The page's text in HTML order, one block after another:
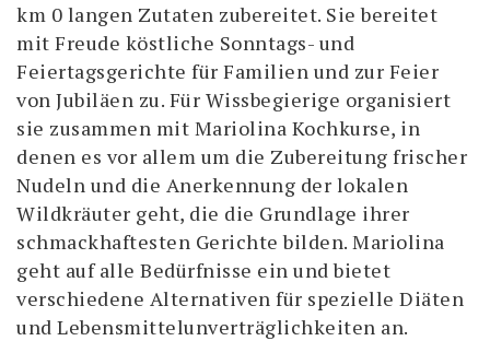
km 0 langen Zutaten zubereitet. Sie bereitet
mit Freude köstliche Sonntags- und
Feiertagsgerichte für Familien und zur Feier
von Jubiläen zu. Für Wissbegierige organisiert
sie zusammen mit Mariolina Kochkurse, in
denen es vor allem um die Zubereitung frischer
Nudeln und die Anerkennung der lokalen
Wildkräuter geht, die die Grundlage ihrer
schmackhaftesten Gerichte bilden. Mariolina
geht auf alle Bedürfnisse ein und bietet
verschiedene Alternativen für spezielle Diäten
und Lebensmittelunverträglichkeiten an.